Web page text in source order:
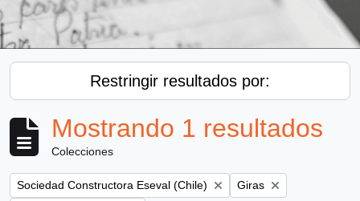
Restringir resultados por:
Mostrando 1 resultados
Colecciones
Remove filter:
Sociedad Constructora Eseval (Chile) Remove filter:
Giras